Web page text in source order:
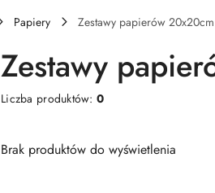
Papiery Zestawy papierów 20x20cm
Zestawy
Liczba produktów:0
Brak produktów do wyświetlenia